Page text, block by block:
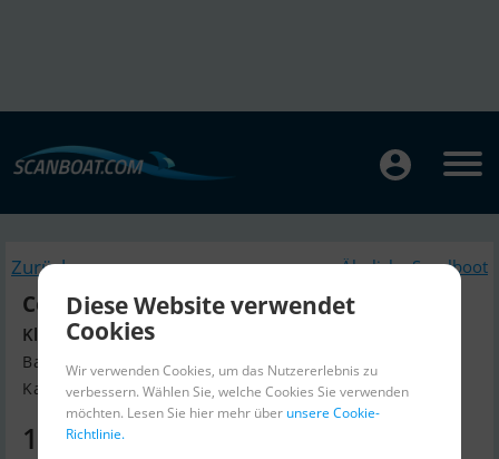
Zurück Ähnliche Segelboot
Colin Archer Bronsveen 12.80
Klar zum Ablegen
Baujahr 2003, Segelboot Verkaufen
Kappeln, Deutschland
147.500 EUR
Diese Website verwendet
Cookies
Wir verwenden Cookies, um das Nutzererlebnis zu
verbessern. Wählen Sie, welche Cookies Sie verwenden
möchten. Lesen Sie hier mehr über unsere Cookie-
Richtlinie.